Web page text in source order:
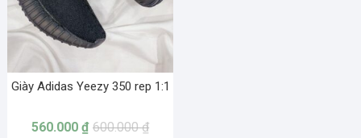
Giày Adidas Yeezy 350 rep 1:1
600.000₫
560.000₫